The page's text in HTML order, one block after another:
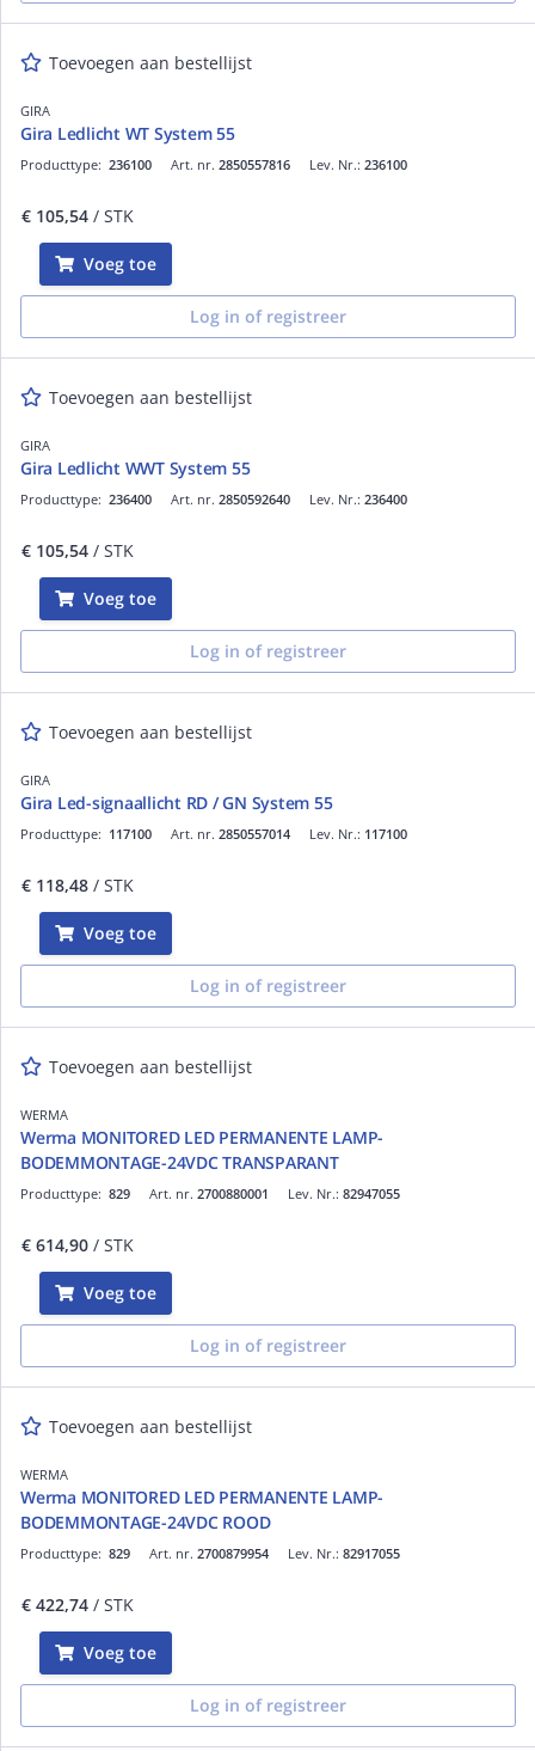
Toevoegen aan bestellijst
GIRA
Gira Ledlicht WT System 55
Art. nr. 2850557816
Producttype: 236100 Lev. Nr.: 236100
€ 105,54 / STK
Voeg toe
Log in of registreer
Toevoegen aan bestellijst
GIRA
Gira Ledlicht WWT System 55
Art. nr. 2850592640
Producttype: 236400 Lev. Nr.: 236400
€ 105,54 / STK
Voeg toe
Log in of registreer
Toevoegen aan bestellijst
GIRA
Gira Led-signaallicht RD / GN System 55
Art. nr. 2850557014
Producttype: 117100 Lev. Nr.: 117100
€ 118,48 / STK
Voeg toe
Log in of registreer
Toevoegen aan bestellijst
WERMA
Werma MONITORED LED PERMANENTE LAMP-
BODEMMONTAGE-24VDC TRANSPARANT
Art. nr. 2700880001
Producttype: 829 Lev. Nr.: 82947055
€ 614,90 / STK
Voeg toe
Log in of registreer
Toevoegen aan bestellijst
WERMA
Werma MONITORED LED PERMANENTE LAMP-
BODEMMONTAGE-24VDC ROOD
Art. nr. 2700879954
Producttype: 829 Lev. Nr.: 82917055
€ 422,74 / STK
Voeg toe
Log in of registreer